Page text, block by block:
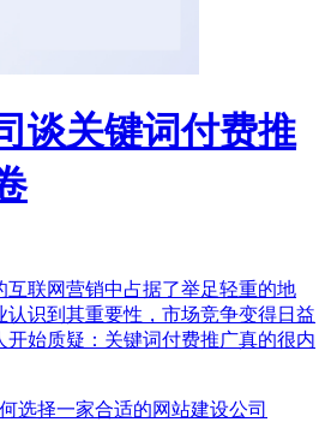
谈关键词付费推
互联网营销中占据了举足轻重的地
识到其重要性，市场竞争变得日益
始质疑：关键词付费推广真的很内
选择一家合适的网站建设公司